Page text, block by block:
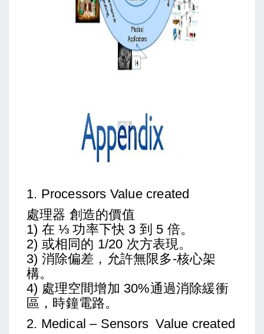
1. Processors Value created
處理器 創造的價值
1) 在 ⅓ 功率下快 3 到 5 倍。
2) 或相同的 1/20 次方表現。
3) 消除偏差，允許無限多-核心架
構。
4) 處理空間增加 30%通過消除緩衝
區，時鐘電路。
2. Medical – SensorsValue created